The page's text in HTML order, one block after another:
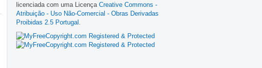
licenciada com uma Licença Creative Commons -
Atribuição - Uso Não-Comercial - Obras Derivadas
Proibidas 2.5 Portugal